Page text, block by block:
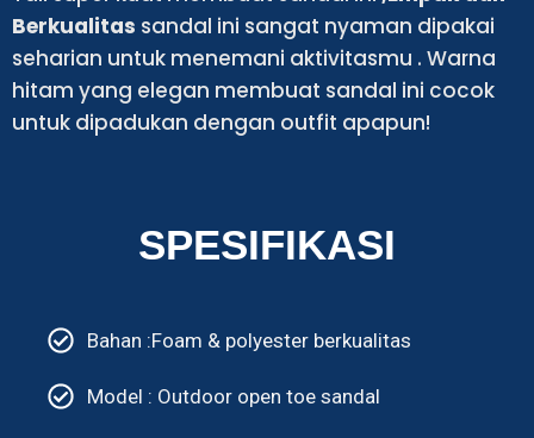
Berkualitas sandal ini sangat nyaman dipakai
seharian untuk menemani aktivitasmu . Warna
hitam yang elegan membuat sandal ini cocok
untuk dipadukan dengan outfit apapun!
SPESIFIKASI
Bahan :Foam & polyester berkualitas
Model : Outdoor open toe sandal